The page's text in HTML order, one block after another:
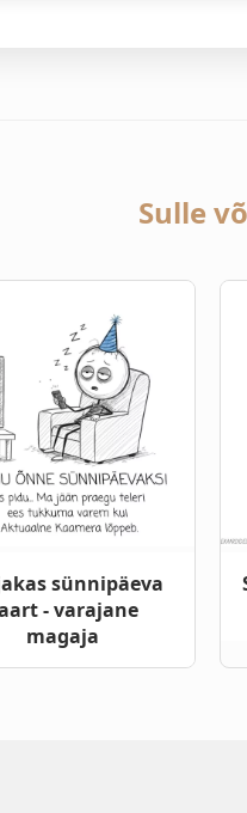
Sulle
sünnipäeva
- varajane
magaja